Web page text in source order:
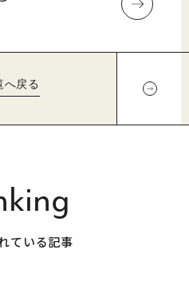
ている記事
へ戻る